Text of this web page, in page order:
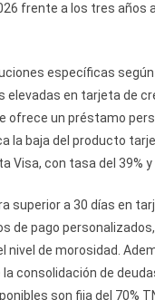
frente a los tres años
específicas
elevadas en tarjeta de
ofrece un préstamo
la baja del producto
Visa, con tasa del 39%
superior a 30 días en
de pago
nivel de morosidad.
consolidación de
son fija del 70%